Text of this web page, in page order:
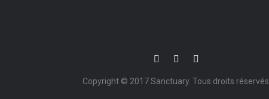
Copyright © 2017Sanctuary. Tous droits réservés.